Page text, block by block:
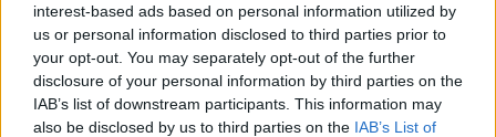
interest-based ads based on personal information utilized by
us or personal information disclosed to third parties prior to
your opt-out. You may separately opt-out of the further
disclosure of your personal information by third parties on the
IAB’s list of downstream participants. This information may
also be disclosed by us to third parties on the IAB’s List of